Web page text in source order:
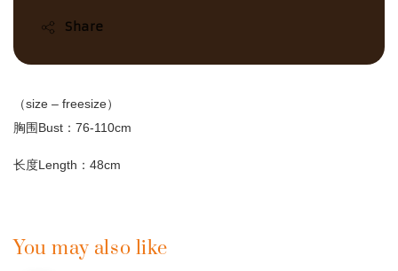
Share
（size – freesize）
胸围Bust：76-110cm
长度Length：48cm
You may also like